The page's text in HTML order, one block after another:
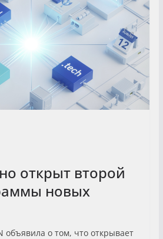
открыт второй
новых
объявила о том, что открывает